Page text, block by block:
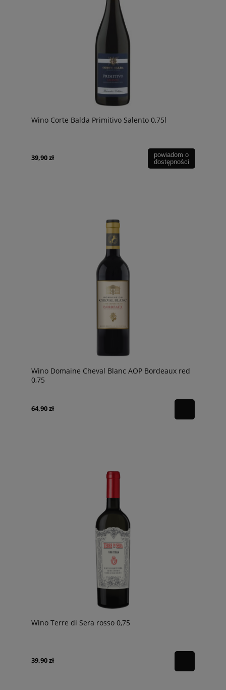
Wino Corte Balda Primitivo Salento 0,75l
39,90 zł
powiadom o
dostępności
Wino Domaine Cheval Blanc AOP Bordeaux red
0,75
64,90 zł
Wino Terre di Sera rosso 0,75
39,90 zł